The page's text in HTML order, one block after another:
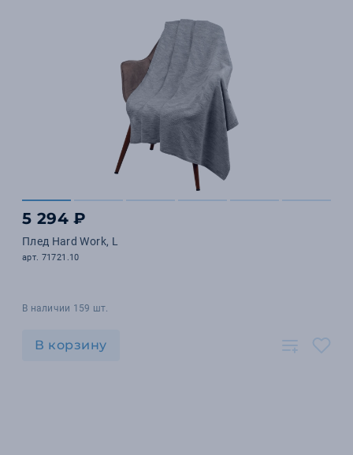
5 294 ₽
Плед Hard Work, L
арт. 71721.10
В наличии 159 шт.
В корзину